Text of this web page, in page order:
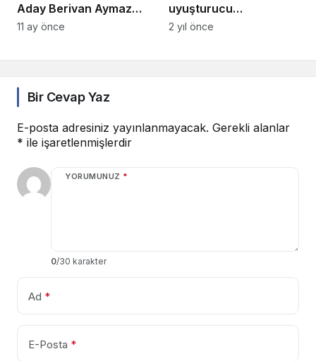
Aday Berivan Aymaz
İkinci Tura Kaldı
11 ay önce
uyuşturucu
operasyonunda 9
2 yıl önce
Bir Cevap Yaz
E-posta adresiniz yayınlanmayacak. Gerekli alanlar
* ile işaretlenmişlerdir
YORUMUNUZ *
0/30 karakter
Ad *
E-Posta *